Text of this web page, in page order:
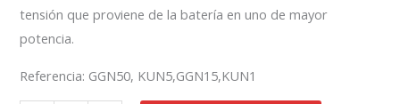
tensión que proviene de la batería en uno de mayor
potencia.
Referencia: GGN50, KUN5,GGN15,KUN1